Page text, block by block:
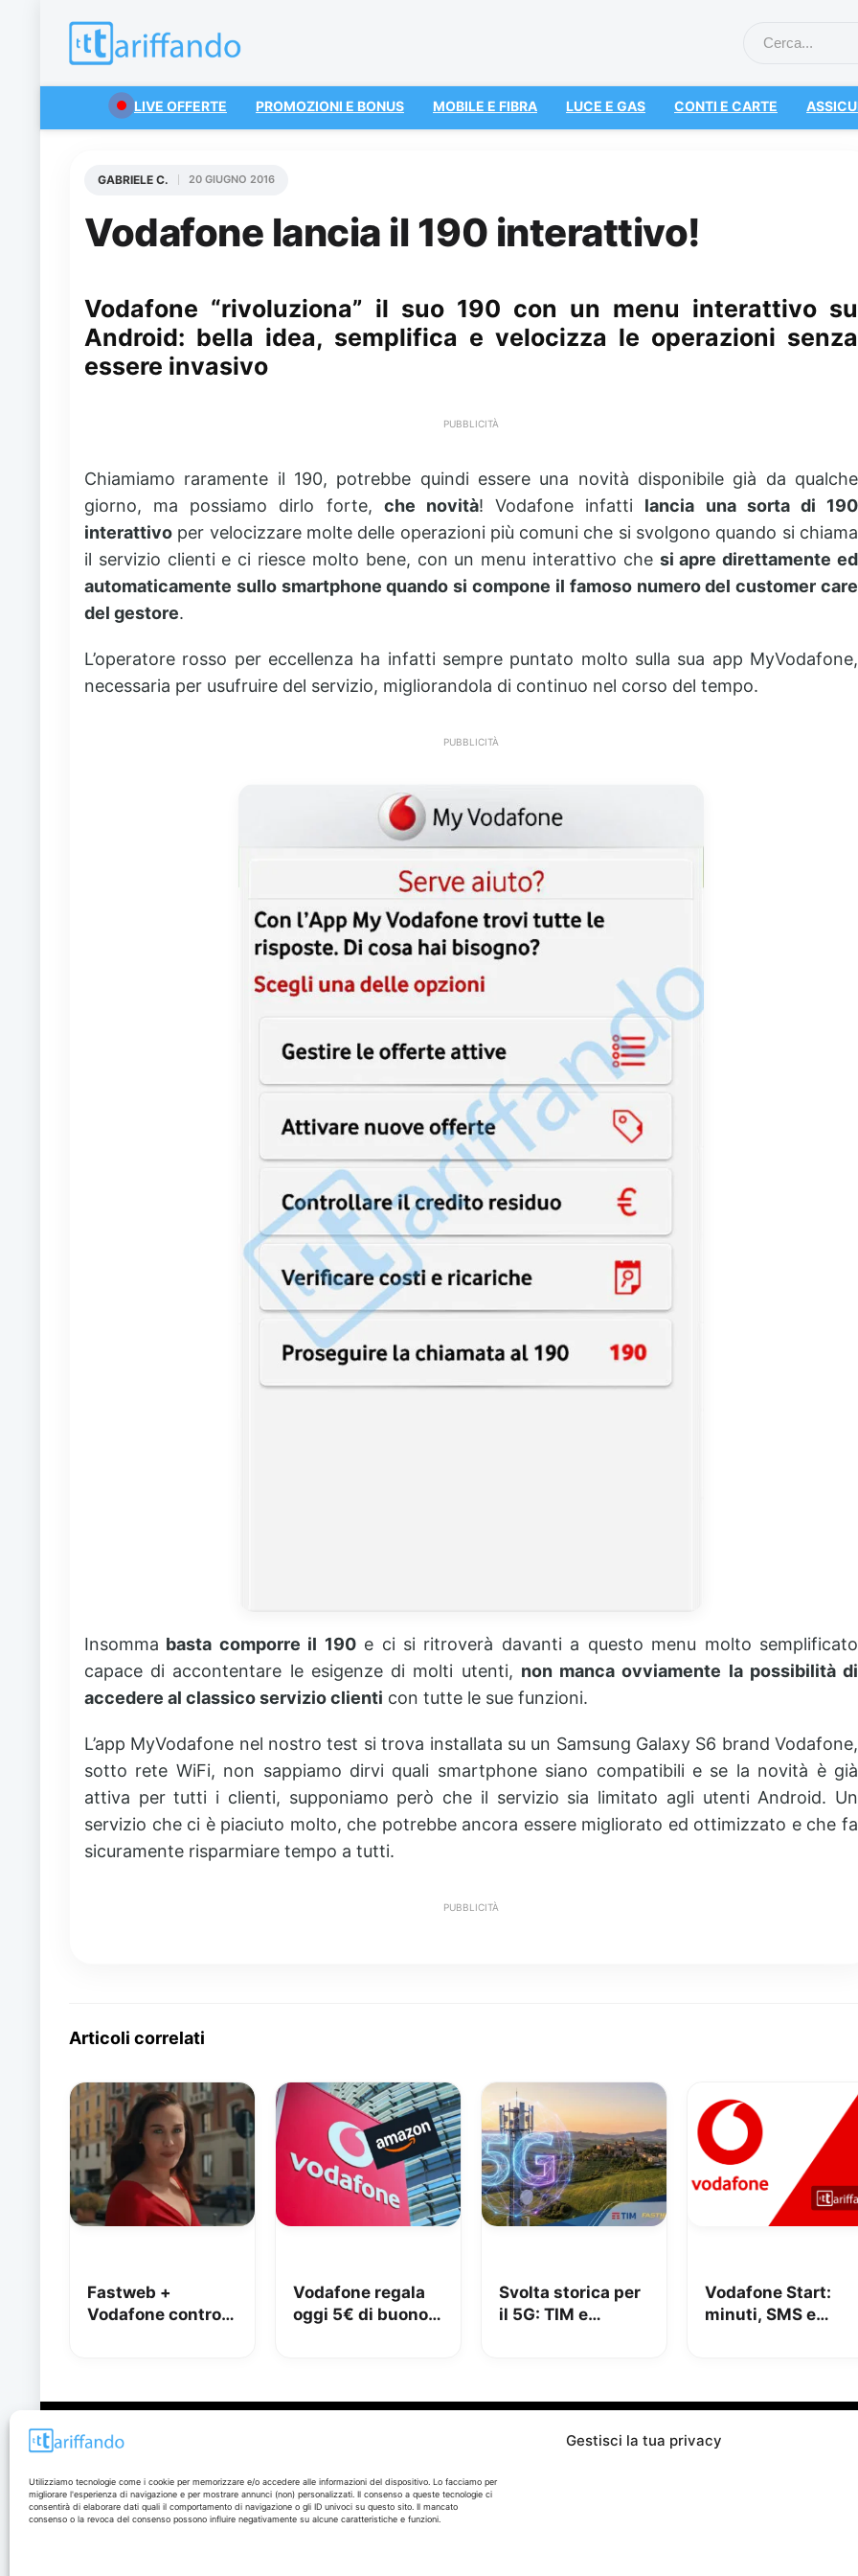
Gestisci la tua privacy
Utilizziamo tecnologie come i cookie per memorizzare e/o accedere alle informazioni del dispositivo. Lo facciamo per
migliorare l'esperienza di navigazione e per mostrare annunci (non) personalizzati. Il consenso a queste tecnologie ci
consentirà di elaborare dati quali il comportamento di navigazione o gli ID univoci su questo sito. Il mancato
consenso o la revoca del consenso possono influire negativamente su alcune caratteristiche e funzioni.
LIVE OFFERTE PROMOZIONI E BONUS MOBILE E FIBRA LUCE E GAS CONTI E CARTE
Vodafone lancia il 190 interattivo!
GABRIELE C. 20 GIUGNO 2016
Vodafone “rivoluziona” il suo 190 con un menu interattivo su
Android: bella idea, semplifica e velocizza le operazioni senza
essere invasivo
PUBBLICITÀ
Chiamiamo raramente il 190, potrebbe quindi essere una novità disponibile già da qualche
giorno, ma possiamo dirlo forte, che novità! Vodafone infatti lancia una sorta di 190
interattivo per velocizzare molte delle operazioni più comuni che si svolgono quando si chiama
il servizio clienti e ci riesce molto bene, con un menu interattivo che si apre direttamente ed
automaticamente sullo smartphone quando si compone il famoso numero del customer care
del gestore.
L’operatore rosso per eccellenza ha infatti sempre puntato molto sulla sua app MyVodafone,
necessaria per usufruire del servizio, migliorandola di continuo nel corso del tempo.
PUBBLICITÀ
Insomma basta comporre il 190e ci si ritroverà davanti a questo menu molto semplificato
capace di accontentare le esigenze di molti utenti, non manca ovviamente la possibilità di
accedere al classico servizio clienti con tutte le sue funzioni.
L’app MyVodafone nel nostro test si trova installata su un Samsung Galaxy S6 brand Vodafone,
sotto rete WiFi, non sappiamo dirvi quali smartphone siano compatibili e se la novità è già
attiva per tutti i clienti, supponiamo però che il servizio sia limitato agli utenti Android. Un
servizio che ci è piaciuto molto, che potrebbe ancora essere migliorato ed ottimizzato e che fa
sicuramente risparmiare tempo a tutti.
PUBBLICITÀ
Articoli correlati
Fastweb +
Vodafone contro
Vodafone regala
oggi 5€ di buono
Svolta storica per
il 5G: TIM e
zone senza
Vodafone Start:
minuti, SMS e
Disclaimer
I marchi citati appartengono ai rispettivi proprietari. Le
offerte segnalate possono subire variazioni: verifica
In qualità di Affiliato Amazon ed eBay, Tariffando riceve